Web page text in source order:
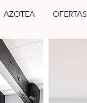
AZOTEA OFERTAS